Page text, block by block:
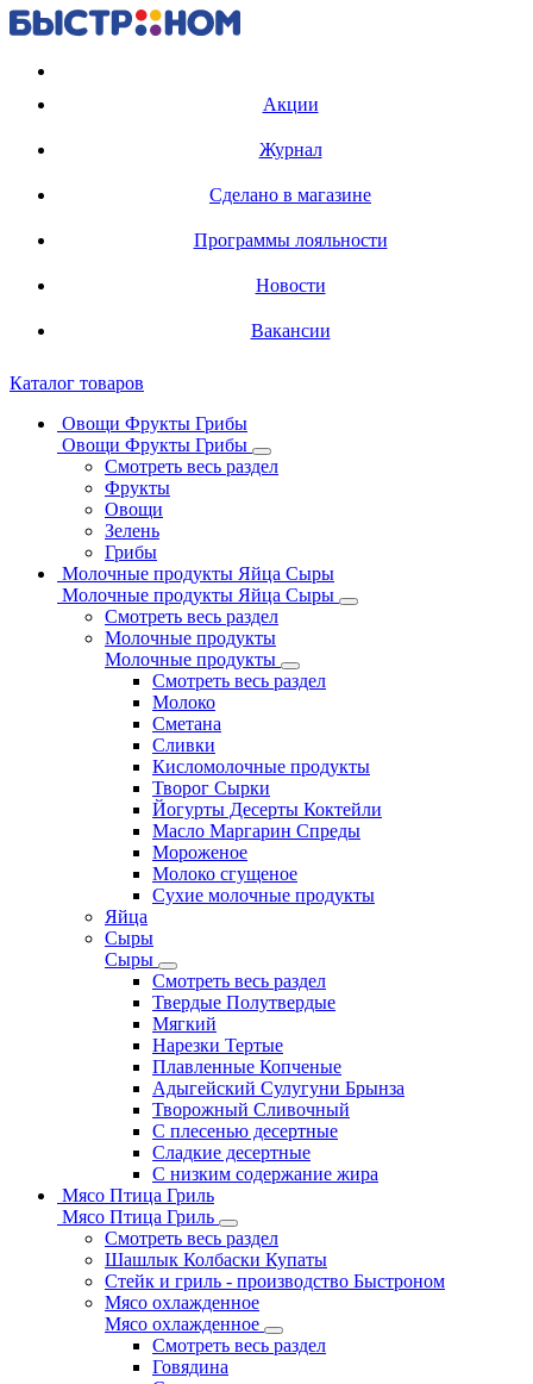
Акции
Журнал
Сделано в магазине
Программы лояльности
Новости
Вакансии
Каталог товаров
Овощи Фрукты Грибы
Овощи Фрукты Грибы
Смотреть весь раздел
Фрукты
Овощи
Зелень
Грибы
Молочные продукты Яйца Сыры
Молочные продукты Яйца Сыры
Смотреть весь раздел
Молочные продукты
Молочные продукты
Смотреть весь раздел
Молоко
Сметана
Сливки
Кисломолочные продукты
Творог Сырки
Йогурты Десерты Коктейли
Масло Маргарин Спреды
Мороженое
Молоко сгущеное
Сухие молочные продукты
Яйца
Сыры
Сыры
Смотреть весь раздел
Твердые Полутвердые
Мягкий
Нарезки Тертые
Плавленные Копченые
Адыгейский Сулугуни Брынза
Творожный Сливочный
С плесенью десертные
Сладкие десертные
С низким содержание жира
Мясо Птица Гриль
Мясо Птица Гриль
Смотреть весь раздел
Шашлык Колбаски Купаты
Стейк и гриль - производство Быстроном
Мясо охлажденное
Мясо охлажденное
Смотреть весь раздел
Говядина